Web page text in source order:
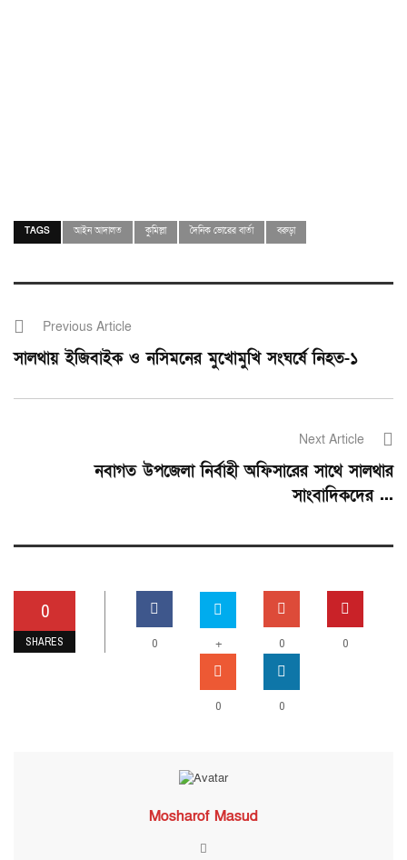
TAGS আইন আদালত কুমিল্লা দৈনিক ভোরের বার্তা বরুড়া
Previous Article
সালথায় ইজিবাইক ও নসিমনের মুখোমুখি সংঘর্ষে নিহত-১
Next Article
নবাগত উপজেলা নির্বাহী অফিসারের সাথে সালথার
সাংবাদিকদের ...
0
SHARES 0 + 0 0
0 0
Mosharof Masud